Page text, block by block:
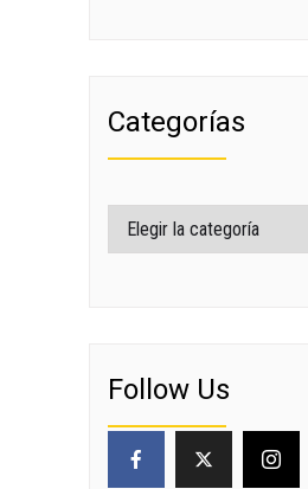
Categorías
Categorías
Follow Us